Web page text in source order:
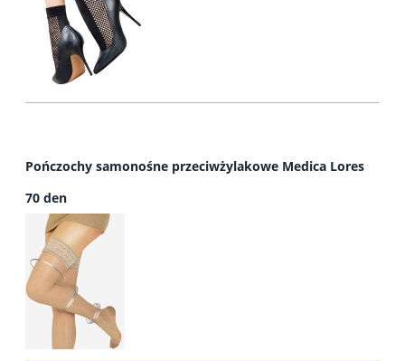
Pończochy samonośne przeciwżylakowe Medica Lores
70 den